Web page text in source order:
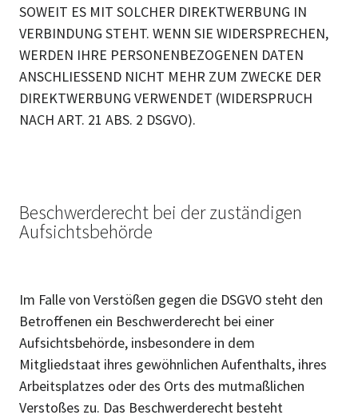
SOWEIT ES MIT SOLCHER DIREKTWERBUNG IN
VERBINDUNG STEHT. WENN SIE WIDERSPRECHEN,
WERDEN IHRE PERSONENBEZOGENEN DATEN
ANSCHLIESSEND NICHT MEHR ZUM ZWECKE DER
DIREKTWERBUNG VERWENDET (WIDERSPRUCH
NACH ART. 21 ABS. 2 DSGVO).
Beschwerderecht bei der zuständigen
Aufsichtsbehörde
Im Falle von Verstößen gegen die DSGVO steht den
Betroffenen ein Beschwerderecht bei einer
Aufsichtsbehörde, insbesondere in dem
Mitgliedstaat ihres gewöhnlichen Aufenthalts, ihres
Arbeitsplatzes oder des Orts des mutmaßlichen
Verstoßes zu. Das Beschwerderecht besteht